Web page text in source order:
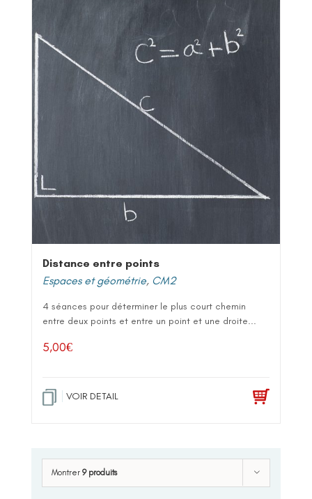
Distance entre points
Espaces et géométrie, CM2
4 séances pour déterminer le plus court chemin
entre deux points et entre un point et une droite...
5,00€
VOIR DETAIL
Montrer 9 produits